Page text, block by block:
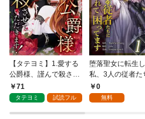
【タテヨミ】1.愛する
公爵様、謹んで殺させ
ていただきます！
71
タテヨミ 試読フル
堕落聖女に転生
私、3人の従者た
抱かれて困ってま
1話
0
無料